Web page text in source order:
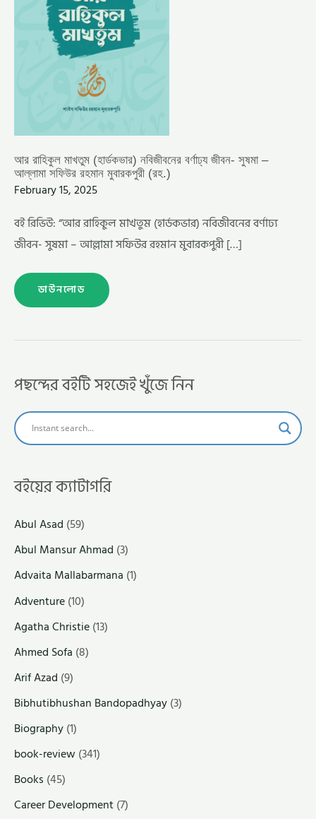
আর রাহিকুল মাখতুম (হার্ডকভার) নবিজীবনের বর্ণাঢ্য জীবন- সুষমা –
আল্লামা সফিউর রহমান মুবারকপুরী (রহ.)
February 15, 2025
বই রিভিউ: “আর রাহিকুল মাখতুম (হার্ডকভার) নবিজীবনের বর্ণাঢ্য
জীবন- সুষমা – আল্লামা সফিউর রহমান মুবারকপুরী […]
মুবারকপুরী
(রহ.)
ডাউনলোড
পছন্দের বইটি সহজেই খুঁজে নিন
বইয়ের ক্যাটাগরি
Abul Asad (59)
Abul Mansur Ahmad (3)
Advaita Mallabarmana (1)
Adventure(10)
Agatha Christie(13)
Ahmed Sofa (8)
Arif Azad (9)
Bibhutibhushan Bandopadhyay(3)
Biography(1)
book-review(341)
Books (45)
Career Development(7)